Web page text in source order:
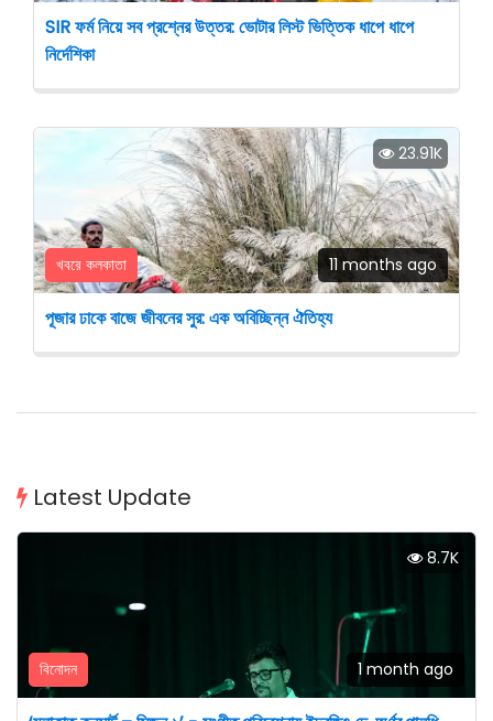
SIR ফর্ম নিয়ে সব প্রশ্নের উত্তর: ভোটার লিস্ট ভিত্তিক ধাপে ধাপে
নির্দেশিকা
23.91K
খবরে কলকাতা 11 months ago
পূজার ঢাকে বাজে জীবনের সুর: এক অবিচ্ছিন্ন ঐতিহ্য
Latest Update
8.7K
বিনোদন 1 month ago